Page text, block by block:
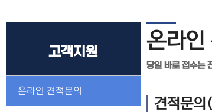
고객지원
온라인 견적문의
온라인
당일 바로 접수는
견적문의